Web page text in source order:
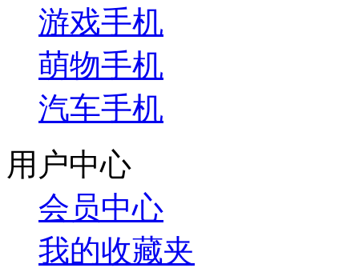
游戏手机
萌物手机
汽车手机
用户中心
会员中心
我的收藏夹